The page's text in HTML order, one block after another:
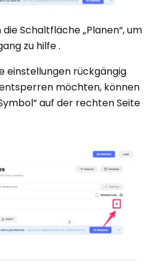
Schaltfläche „Planen“, um
zu hilfe .
einstellungen rückgängig
möchten, können
auf der rechten Seite